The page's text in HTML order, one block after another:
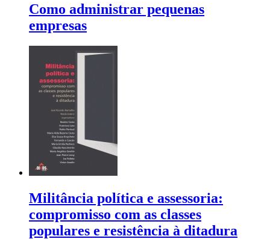
Como administrar pequenas
empresas
Militância política e assessoria:
compromisso com as classes
populares e resistência à ditadura